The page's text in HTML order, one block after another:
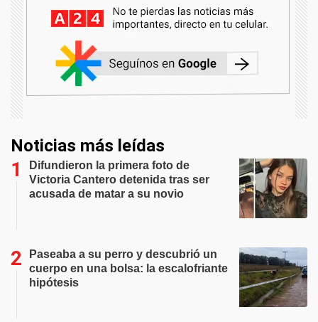
Noticias más leídas
Difundieron la primera foto de
Victoria Cantero detenida tras ser
acusada de matar a su novio
Paseaba a su perro y descubrió un
cuerpo en una bolsa: la escalofriante
hipótesis